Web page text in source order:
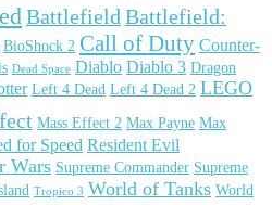
Battlefield Battlefield:
BioShock 2 Call of Duty Counter-
Dead Space Diablo Diablo 3 Dragon
Left 4 Dead Left 4 Dead 2 LEGO
Mass Effect 2 Max Payne Max
for Speed Resident Evil
Wars Supreme Commander Supreme
Tropico 3 World of Tanks World